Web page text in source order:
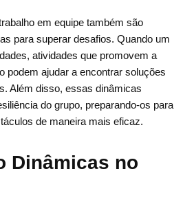
em equipe também são
para superar desafios. Quando um
atividades que promovem a
podem ajudar a encontrar soluções
Além disso, essas dinâmicas
do grupo, preparando-os para
de maneira mais eficaz.
Dinâmicas no